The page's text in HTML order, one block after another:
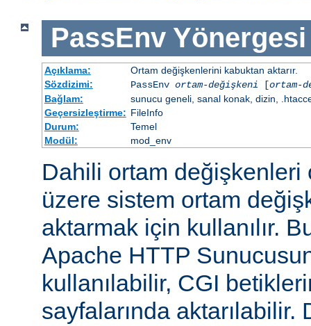
PassEnv Yönergesi
Açıklama:
Ortam değişkenlerini kabuktan aktarır.
Sözdizimi:
PassEnv ortam-değişkeni [ortam-
Bağlam:
sunucu geneli, sanal konak, dizin,
Geçersizleştirme: FileInfo
Durum:
Temel
Modül:
mod_env
Dahili ortam değişkenleri
üzere sistem ortam
aktarmak için kullanılır.
Apache HTTP
kullanılabilir, CGI
sayfalarında